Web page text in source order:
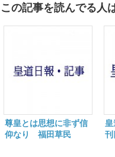
この記事を読んでる人
尊皇とは思想に非ず信
仰なり 福田草民
刊